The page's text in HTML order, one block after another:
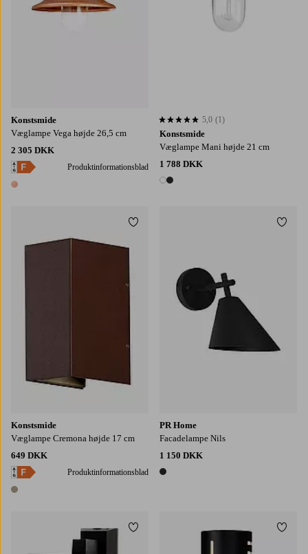
Konstsmide
Væglampe Vega højde 26,5 cm
2 305 DKK
Produktinformationsblad
1 farve
Konstsmide
Væglampe Mani højde 21 cm
1 788 DKK
2 farver
5,0 baseret på 1 bedømmelser
5,0 (1)
Konstsmide
Væglampe Cremona højde 17 cm
649 DKK
Produktinformationsblad
1 farve
Tilføj til favoritter
PR Home
Facadelampe Nils
1 150 DKK
1 farve
Tilføj til favoritter